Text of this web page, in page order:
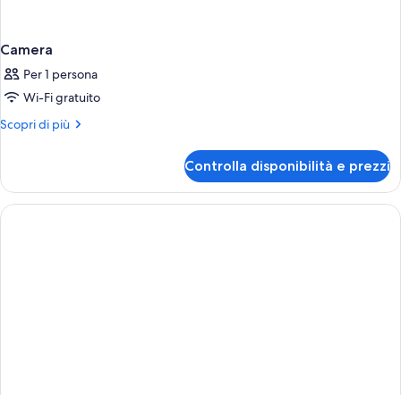
Camera
Per 1 persona
Wi-Fi gratuito
Scopri di più
Altri
Controlla disponibilità e prezzi